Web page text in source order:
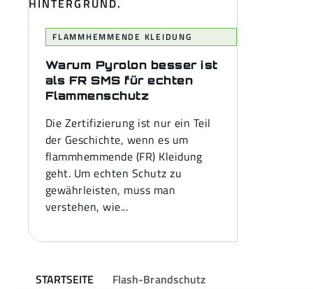
FLAMMHEMMENDE KLEIDUNG
Warum Pyrolon besser ist
als FR SMS für echten
Flammenschutz
Die Zertifizierung ist nur ein Teil
der Geschichte, wenn es um
flammhemmende (FR) Kleidung
geht. Um echten Schutz zu
gewährleisten, muss man
verstehen, wie...
STARTSEITE Flash-Brandschutz